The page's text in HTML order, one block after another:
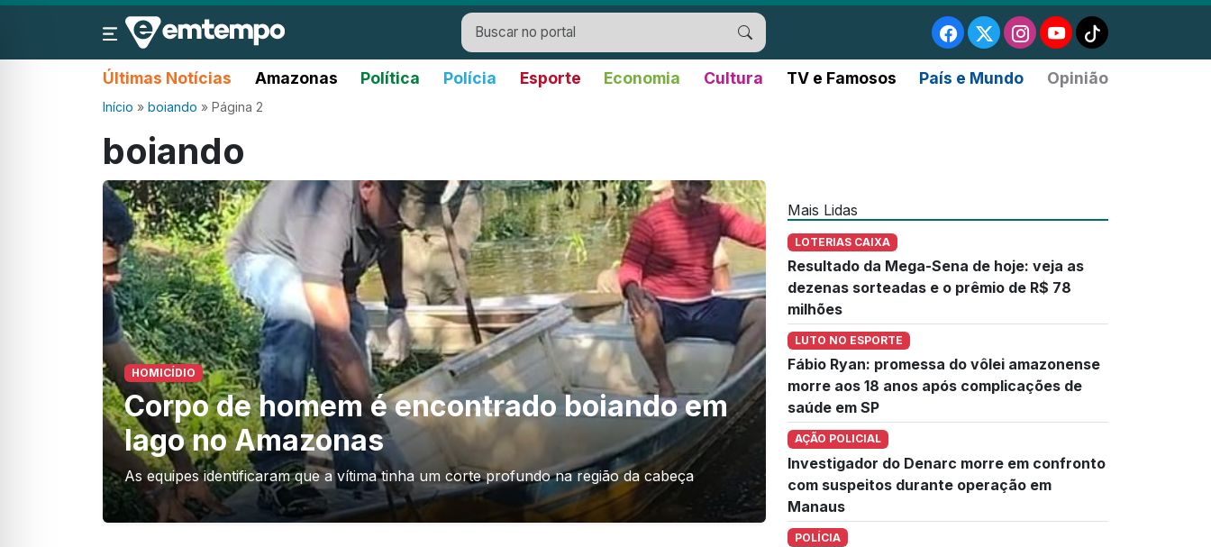
Últimas Notícias Amazonas Política Polícia Esporte Economia Cultura TV e Famosos País e Mundo Opinião
Início » boiando » Página 2
boiando
HOMICÍDIO
Corpo de homem é encontrado boiando em
lago no Amazonas
As equipes identificaram que a vítima tinha um corte profundo na região da cabeça
Mais Lidas
LOTERIAS CAIXA
Resultado da Mega-Sena de hoje: veja as
dezenas sorteadas e o prêmio de R$ 78
milhões
LUTO NO ESPORTE
Fábio Ryan: promessa do vôlei amazonense
morre aos 18 anos após complicações de
saúde em SP
AÇÃO POLICIAL
Investigador do Denarc morre em confronto
com suspeitos durante operação em
Manaus
POLÍCIA